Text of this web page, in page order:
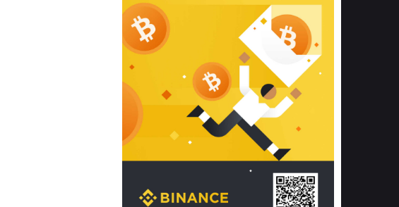
khuẩn và nấm mốc trong điều kiện
thời tiết nóng ẩm. Bạn có thể tìm hiểu
thêm các nghiên cứu khoa học về tác
động của giấc ngủ và môi trường
phòng ngủ đối với sức khỏe con
người tại Sleep Foundation (External
Link) để có cái nhìn toàn diện hơn.
2. Các tiêu chí vàng khi lựa chọn
chăn ga gối đệm cao cấp cho phòng
ngủ
Để sở hữu một bộ chăn ga gối đệm
cao cấp hoàn hảo cả về thẩm mỹ lẫn
công năng, người tiêu dùng cần cân
nhắc kỹ lưỡng các tiêu chí quan trọng